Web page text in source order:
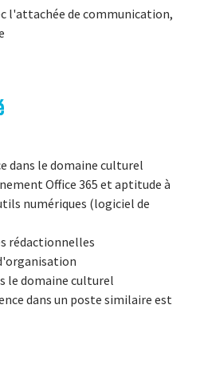
l'attachée de communication,
dans le domaine culturel
Office 365 et aptitude à
numériques (logiciel de
rédactionnelles
le domaine culturel
dans un poste similaire est